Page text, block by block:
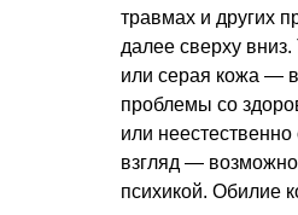
травмах и других
далее сверху
или серая кожа —
проблемы со
или
взгляд —
психикой. Обилие